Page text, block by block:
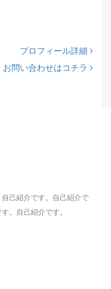
プロフィール詳細
お問い合わせはコチラ
己紹介です。自己紹介で
。自己紹介です。